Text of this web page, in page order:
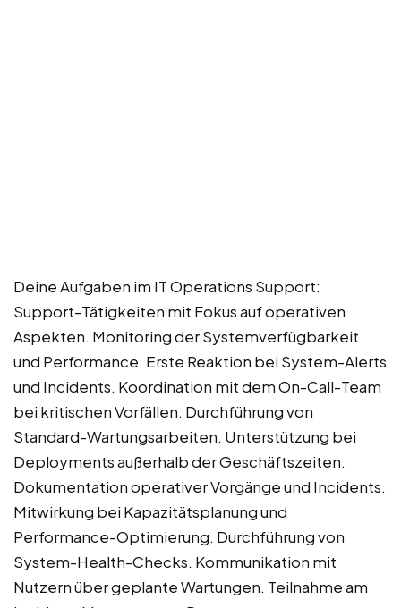
Deine Aufgaben im IT Operations Support:
Support-Tätigkeiten mit Fokus auf operativen
Aspekten. Monitoring der Systemverfügbarkeit
und Performance. Erste Reaktion bei System-Alerts
und Incidents. Koordination mit dem On-Call-Team
bei kritischen Vorfällen. Durchführung von
Standard-Wartungsarbeiten. Unterstützung bei
Deployments außerhalb der Geschäftszeiten.
Dokumentation operativer Vorgänge und Incidents.
Mitwirkung bei Kapazitätsplanung und
Performance-Optimierung. Durchführung von
System-Health-Checks. Kommunikation mit
Nutzern über geplante Wartungen. Teilnahme am